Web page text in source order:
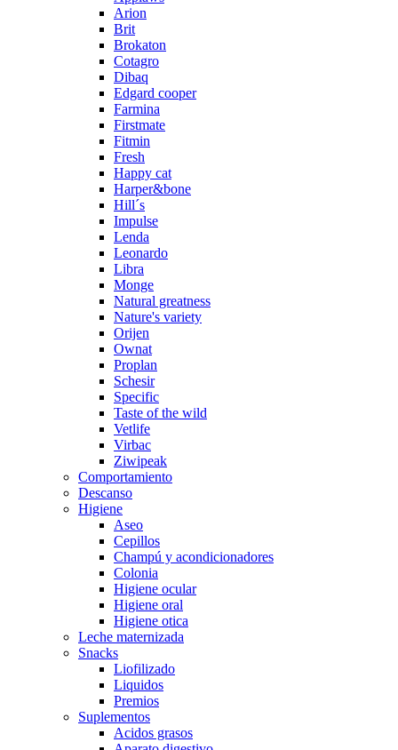
Arion
Brit
Brokaton
Cotagro
Dibaq
Edgard cooper
Farmina
Firstmate
Fitmin
Fresh
Happy cat
Harper&bone
Hill´s
Impulse
Lenda
Leonardo
Libra
Monge
Natural greatness
Nature's variety
Orijen
Ownat
Proplan
Schesir
Specific
Taste of the wild
Vetlife
Virbac
Ziwipeak
Comportamiento
Descanso
Higiene
Aseo
Cepillos
Champú y acondicionadores
Colonia
Higiene ocular
Higiene oral
Higiene otica
Leche maternizada
Snacks
Liofilizado
Liquidos
Premios
Suplementos
Acidos grasos